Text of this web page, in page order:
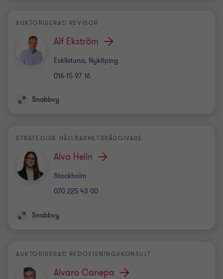
AUKTORISERAD REVISOR
Alf Ekström
Eskilstuna, Nyköping
Kontor
016-15 97 16
Snabbvy
STRATEGISK HÅLLBARHETSRÅDGIVARE
Alva Helin
Stockholm
Kontor
070 225 43 00
Snabbvy
AUKTORISERAD REDOVISNINGSKONSULT
Alvaro Canepa